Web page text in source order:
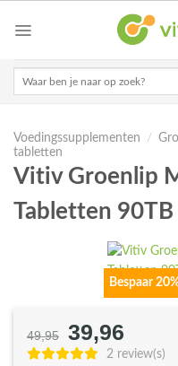
Voedingssupplementen /
tabletten
Vitiv Groenlip
Tabletten 90TB
Bespaar
49,95
prijs
39,96
prijs
2 review(s)